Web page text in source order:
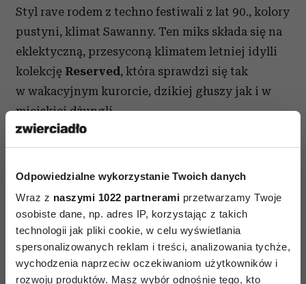
Odpowiedzialne wykorzystanie Twoich danych
Wraz z naszymi 1022 partnerami przetwarzamy Twoje
osobiste dane, np. adres IP, korzystając z takich
technologii jak pliki cookie, w celu wyświetlania
spersonalizowanych reklam i treści, analizowania tychże,
wychodzenia naprzeciw oczekiwaniom użytkowników i
rozwoju produktów. Masz wybór odnośnie tego, kto
Styl rave rodem z techno festiwali z lat 90., kolory
pustyni, klimat Sawanny. Ten miks składa się na
eklektyczną, przesyconą klimatem letniej idylli
kolekcję Reserved, która sprawdzi się tak
w wakacyjnym kurorcie, dzikiej głuszy jak i w
miejskiej dżungli.